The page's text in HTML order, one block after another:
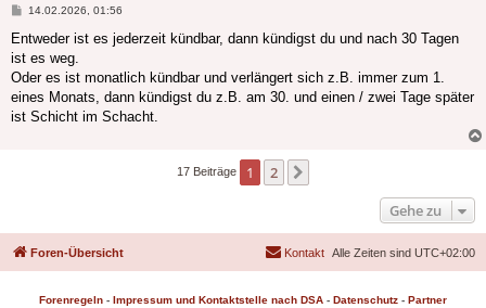
Beitrag
14.02.2026, 01:56
Entweder ist es jederzeit kündbar, dann kündigst du und nach 30 Tagen
ist es weg.
Oder es ist monatlich kündbar und verlängert sich z.B. immer zum 1.
eines Monats, dann kündigst du z.B. am 30. und einen / zwei Tage später
ist Schicht im Schacht.
17 Beiträge 1 2
Gehe zu
Foren-Übersicht Alle Zeiten sind UTC+02:00
Kontakt
Forenregeln - Impressum und Kontaktstelle nach DSA - Datenschutz - Partner